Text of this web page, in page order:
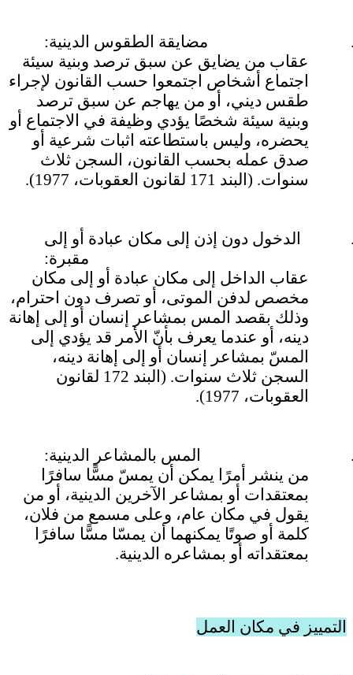
مضايقة الطقوس الدينية:
عقاب من يضايق عن سبق ترصد وبنية سيئة
اجتماع أشخاص اجتمعوا حسب القانون لإجراء
طقس ديني، أو من يهاجم عن سبق ترصد
وبنية سيئة شخصًا يؤدي وظيفة في الاجتماع أو
يحضره، وليس باستطاعته اثبات شرعية أو
صدق عمله بحسب القانون، السجن ثلاث
سنوات. (البند 171 لقانون العقوبات، 1977).
الدخول دون إذن إلى مكان عبادة أو إلى
مقبرة:
عقاب الداخل إلى مكان عبادة أو إلى مكان
مخصص لدفن الموتى، أو تصرف دون احترام،
وذلك بقصد المس بمشاعر إنسان أو إلى إهانة
دينه، أو عندما يعرف بأنّ الأمر قد يؤدي إلى
المسّ بمشاعر إنسان أو إلى إهانة دينه،
السجن ثلاث سنوات. (البند 172 لقانون
العقوبات، 1977).
المس بالمشاعر الدينية:
من ينشر أمرًا يمكن أن يمسّ مسًّا سافرًا
بمعتقدات أو بمشاعر الآخرين الدينية، أو من
يقول في مكان عام، وعلى مسمع من فلان،
كلمة أو صوتًا يمكنهما أن يمسّا مسًّا سافرًا
بمعتقداته أو بمشاعره الدينية.
التمييز في مكان العمل